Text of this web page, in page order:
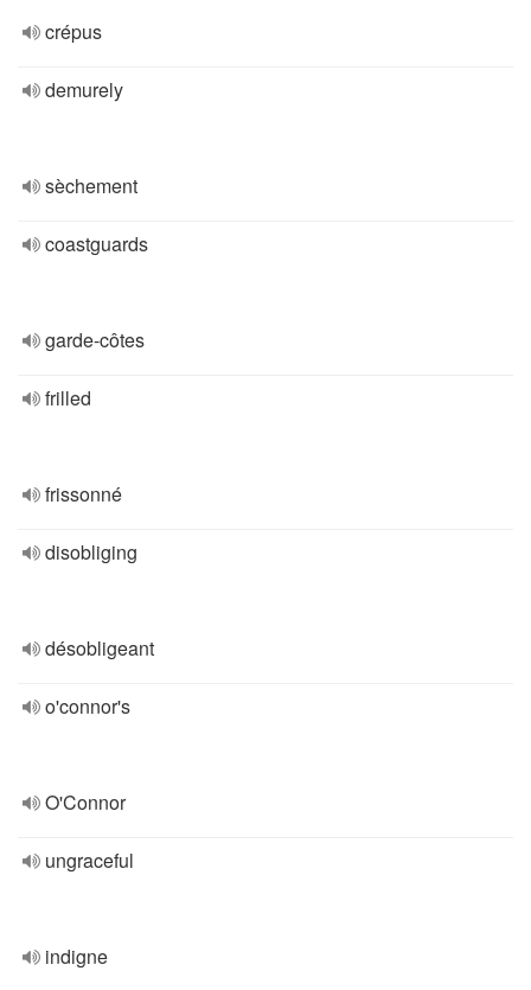
crépus
demurely
sèchement
coastguards
garde-côtes
frilled
frissonné
disobliging
désobligeant
o'connor's
O'Connor
ungraceful
indigne